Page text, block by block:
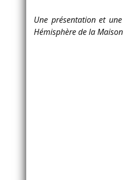
Une présentation et
Hémisphère de la